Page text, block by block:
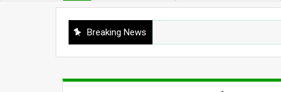
Breaking News